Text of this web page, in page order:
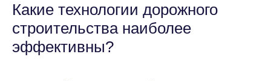
Какие технологии дорожного
строительства наиболее
эффективны?
Согласие на обработку персональных данных
Согласие на получение новостной и
рекламной рассылки
Политика обработки персональных данных